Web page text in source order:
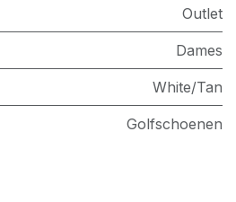
Outlet
Dames
White/Tan
Golfschoenen